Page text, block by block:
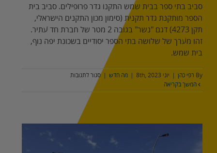
סביב בתי ספר בבית שמש התקנו גדר פרופילים. סביב בית
הספר מותקנת גדר תקנית (סימון מכון התקנים הישראלי,
תקן 4273) דגם "נשר" בגובה 2 מטר של חברת חד עתיר.
זהו מערך של שלושה בתי הספר יסודיים בשכונת יפה נוף,
בית שמש.
By רפי כהן יוני 8th, 2023 מה חדש סגור לתגובותעל
המשך בקריאה